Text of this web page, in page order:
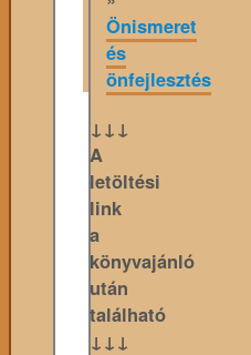
Önismeret
és
önfejlesztés
↓↓↓
A
letöltési
link
a
könyvajánló
után
található
↓↓↓